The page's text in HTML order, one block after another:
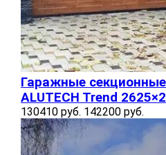
Гаражные
ALUTECH Trend
130410 руб. 142200 руб.